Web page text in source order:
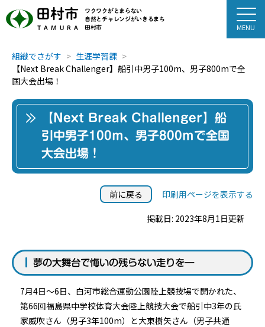
田村市
TAMURA
ワクワクがとまらない
自然とチャレンジがいきるまち
田村市
組織でさがす
生涯学習課
【Next Break Challenger】船引中男子100m、男子800mで全
国大会出場！
【Next Break Challenger】船
引中男子100m、男子800mで全国
大会出場！
前に戻る 印刷用ページを表示する
掲載日: 2023年8月1日更新
夢の大舞台で悔いの残らない走りを―
7月4日～6日、白河市総合運動公園陸上競技場で開かれた、
第66回福島県中学校体育大会陸上競技大会で船引中3年の氏
家威吹さん（男子3年100m）と大東樹矢さん（男子共通